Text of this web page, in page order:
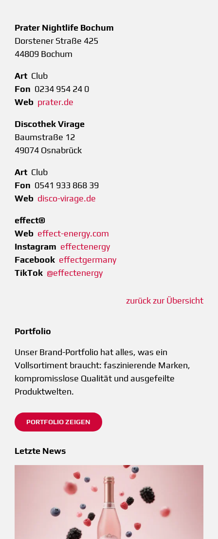
Prater Nightlife Bochum
Dorstener Straße 425
44809 Bochum
Art Club
Fon 0234 954 24 0
Web prater.de
Discothek Virage
Baumstraße 12
49074 Osnabrück
Art Club
Fon 0541 933 868 39
Web disco-virage.de
effect®
Web effect-energy.com
Instagram effectenergy
Facebook effectgermany
TikTok @effectenergy
zurück zur Übersicht
Portfolio
Unser Brand-Portfolio hat alles, was ein
Vollsortiment braucht: faszinierende Marken,
kompromisslose Qualität und ausgefeilte
Produktwelten.
PORTFOLIO ZEIGEN
Letzte News